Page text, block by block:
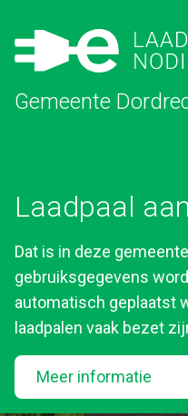
Gemeente
Laadpaal
Dat is in deze
gebruiksgegevens
automatisch geplaatst
laadpalen vaak bezet
Meer informatie